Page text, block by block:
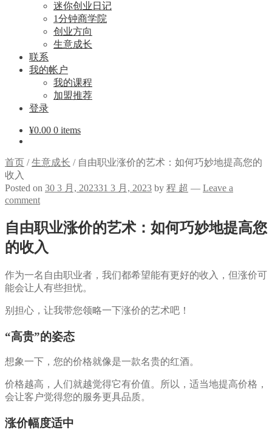
迷你创业日记
1分钟商学院
创业方向
生意成长
联系
我的帐户
我的课程
加盟推荐
登录
¥0.00 0 items
首页 /生意成长 / 自由职业涨价的艺术：如何巧妙地提高您的
收入
Posted on 30 3 月, 202331 3 月, 2023 by 程 超 — Leave a
comment
自由职业涨价的艺术：如何巧妙地提高您
的收入
作为一名自由职业者，我们都希望能有更好的收入，但涨价可
能会让人有些担忧。
别担心，让我带您领略一下涨价的艺术吧！
“高贵”的姿态
想象一下，您的价格就像是一款名贵的红酒。
价格越高，人们就越觉得它有价值。所以，适当地提高价格，
会让客户觉得您的服务更具品质。
涨价幅度适中